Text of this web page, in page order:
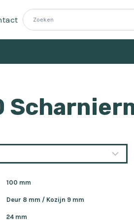
100 mm
Deur 8 mm / Kozijn 9 mm
24 mm